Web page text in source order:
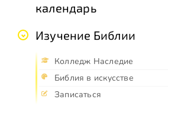
календарь
Изучение Библии
Колледж Наследие
Библия в искусстве
Записаться